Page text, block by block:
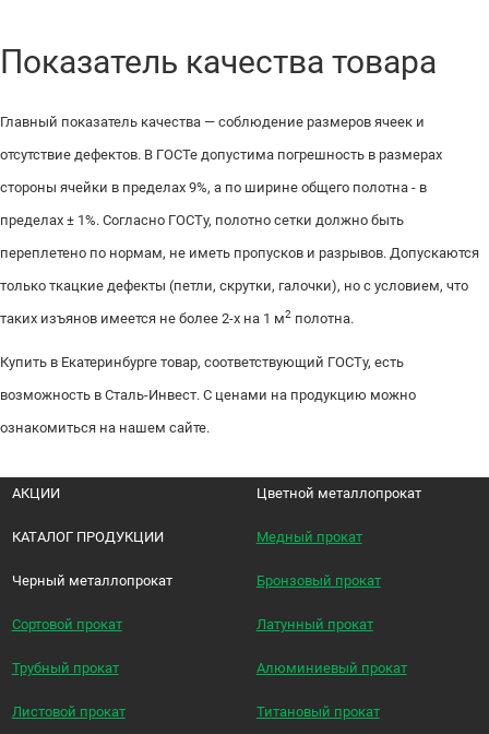
Показатель качества товара
Главный показатель качества — соблюдение размеров ячеек и
отсутствие дефектов. В ГОСТе допустима погрешность в размерах
стороны ячейки в пределах 9%, а по ширине общего полотна - в
пределах ± 1%. Согласно ГОСТу, полотно сетки должно быть
переплетено по нормам, не иметь пропусков и разрывов. Допускаются
только ткацкие дефекты (петли, скрутки, галочки), но с условием, что
таких изъянов имеется не более 2-х на 1 м2 полотна.
Купить в Екатеринбурге товар, соответствующий ГОСТу, есть
возможность в Сталь-Инвест. С ценами на продукцию можно
ознакомиться на нашем сайте.
АКЦИИ
КАТАЛОГ ПРОДУКЦИИ
Черный металлопрокат
Сортовой прокат
Трубный прокат
Листовой прокат
Цветной металлопрокат
Медный прокат
Бронзовый прокат
Латунный прокат
Алюминиевый прокат
Титановый прокат